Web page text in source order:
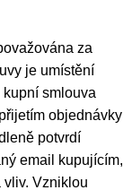
za
je umístění
smlouva
objednávky
potvrdí
email kupujícím,
vliv. Vzniklou